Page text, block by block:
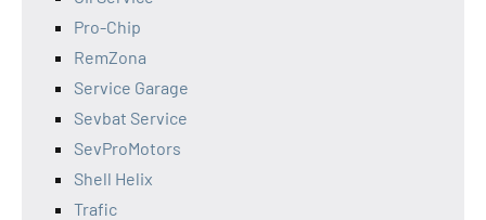
Pro-Chip
RemZona
Service Garage
Sevbat Service
SevProMotors
Shell Helix
Trafic